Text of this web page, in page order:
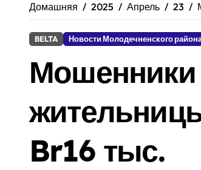
Домашняя 2025 Апрель 23
BELTA Новости Молодечненского
Br16 тыс.